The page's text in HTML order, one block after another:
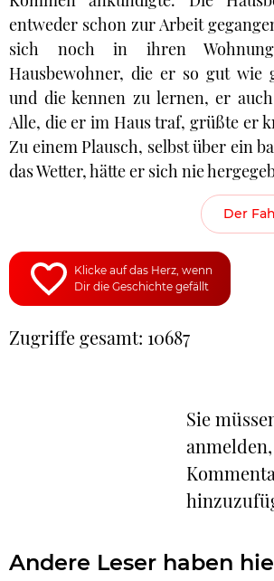
entweder schon zur Arbeit
sich noch in ihren
Hausbewohner, die er so gut wie
und die kennen zu lernen, er
Alle, die er im Haus traf, grüßte er
Zu einem Plausch, selbst über ein
das Wetter, hätte er sich nie
Der
Klicke auf das Herz, wenn
Dir die Geschichte gefällt
Zugriffe gesamt: 10687
Sie
Andere Leser haben